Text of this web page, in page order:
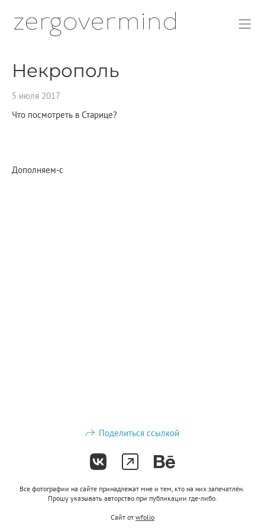
Некрополь
5 июля 2017
Что посмотреть в Старице?
Дополняем-с
Поделиться ссылкой
Все фотографии на сайте принадлежат мне и тем, кто на них запечатлён.
Прошу указывать авторство при публикации где-либо.
Сайт от wfolio